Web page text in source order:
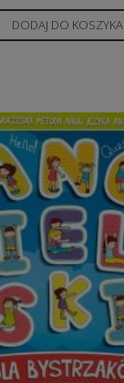
DODAJ DO KOSZYKA